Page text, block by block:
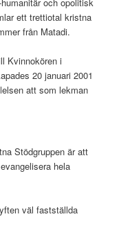
ett trettiotal kristna
från Matadi.
Kvinnokören i
20 januari 2001
att som lekman
Stödgruppen är att
hela
väl fastställda